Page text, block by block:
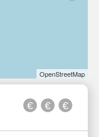
OpenStreetMap